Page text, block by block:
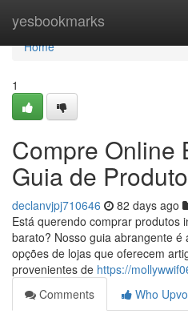
yesbookmarks
Home
Home
1
Compre Online
Guia de
declanvjpj710646 82 days ago
Está querendo comprar produtos
barato? Nosso guia abrangente
opções de lojas que oferecem
provenientes de https://
Comments
Who